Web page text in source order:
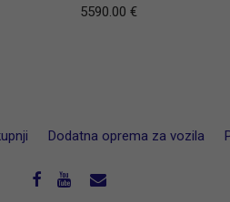
5590.00 €
Dodatna oprema za vozila